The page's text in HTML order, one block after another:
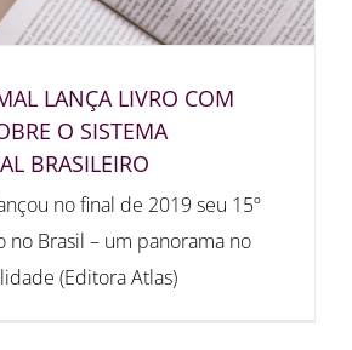
LANÇA LIVRO COM
O SISTEMA
BRASILEIRO
no final de 2019 seu 15º
no Brasil – um panorama no
(Editora Atlas)